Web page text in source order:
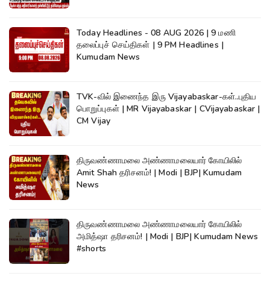
Today Headlines - 08 AUG 2026 | 9 மணி
தலைப்புச் செய்திகள் | 9 PM Headlines |
Kumudam News
TVK-வில் இணைந்த இரு Vijayabaskar-கள்..புதிய
பொறுப்புகள் | MR Vijayabaskar | CVijayabaskar |
CM Vijay
திருவண்ணாமலை அண்ணாமலையார் கோயிலில்
Amit Shah தரிசனம்! | Modi | BJP| Kumudam
News
திருவண்ணாமலை அண்ணாமலையார் கோயிலில்
அமித்ஷா தரிசனம்! | Modi | BJP| Kumudam News
#shorts